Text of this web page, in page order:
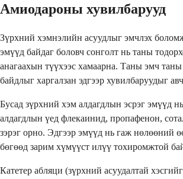
Амиодароны хувилбарууд
Зүрхний хэмнэлийн асуудлыг эмчлэх
эмүүд байдаг боловч сонголт нь таны
анагаахын түүхээс хамаарна. Таны эмч
байдлыг харгалзан эдгээр хувилбаруудыг
Бусад зүрхний хэм алдагдлын эсрэг эмүүд
алдагдлын үед флекаинид, пропафенон,
зэрэг орно. Эдгээр эмүүд нь гаж нөлөөний
бөгөөд зарим хүмүүст илүү тохиромжтой
Катетер абляци (зүрхний асуудалтай